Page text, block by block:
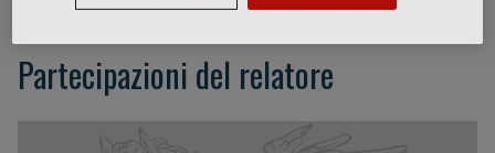
Partecipazioni del relatore